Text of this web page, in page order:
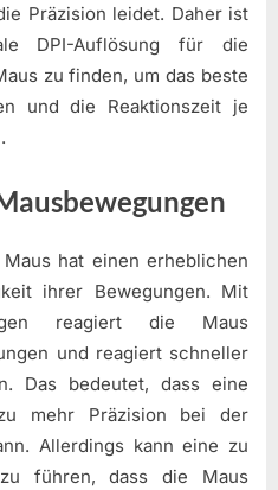
Präzision leidet. Daher ist
DPI-Auflösung für die
zu finden, um das beste
und die Reaktionszeit je
hat einen erheblichen
ihrer Bewegungen. Mit
reagiert die Maus
und reagiert schneller
Das bedeutet, dass eine
mehr Präzision bei der
Allerdings kann eine zu
führen, dass die Maus